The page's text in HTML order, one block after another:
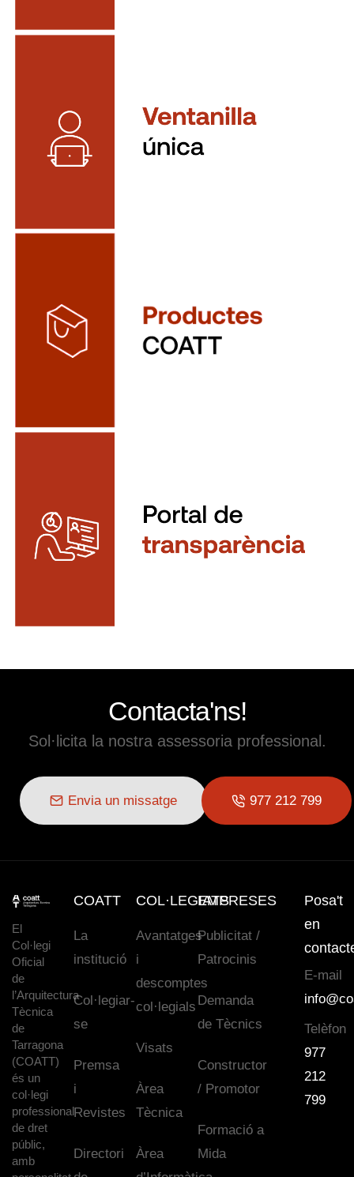
Contacta'ns!
Sol·licita la nostra assessoria professional.
Envia un missatge 977 212 799
El
Col·legi
Oficial
de
l’Arquitectura
Tècnica
de
Tarragona
(COATT)
és un
col·legi
professional
de dret
públic,
amb
COATT
La
institució
Col·legiar-
se
Premsa
i
Revistes
Directori
COL·LEGIATS
Avantatges
i
descomptes
col·legials
Visats
Àrea
Tècnica
Àrea
EMPRESES
Publicitat /
Patrocinis
Demanda
de Tècnics
Constructor
/ Promotor
Formació a
Mida
Posa't
en
E-mail
Telèfon
977
212
799